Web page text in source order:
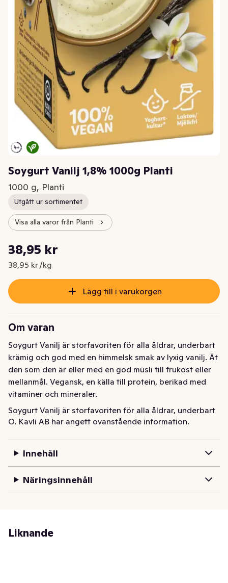
Soygurt Vanilj 1,8% 1000g Planti
1000 g, Planti
Utgått ur sortimentet
Visa alla varor från Planti
Nuvarande pris är: 38,95 kr
38,95 kr
38,95 kr /kg
Styckpris: 38,95 kr /kg
Lägg till i varukorgen
Om varan
Soygurt Vanilj är storfavoriten för alla åldrar, underbart
krämig och god med en himmelsk smak av lyxig vanilj. Ät
den som den är eller med en god müsli till frukost eller
mellanmål. Vegansk, en källa till protein, berikad med
vitaminer och mineraler.
Soygurt Vanilj är storfavoriten för alla åldrar, underbart
krämig och god med en himmelsk smak av lyxig vanilj. Ät
vitaminer och mineraler.
O. Kavli AB har angett ovanstående information.
Innehåll
Näringsinnehåll
Liknande